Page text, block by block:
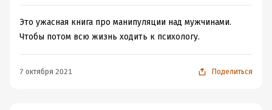
Это ужасная книга про манипуляции над мужчинами.
Чтобы потом всю жизнь ходить к психологу.
7 октября 2021 Поделиться